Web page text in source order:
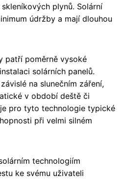
plynů. Solární
údržby a mají dlouhou
patří poměrně vysoké
solárních panelů.
na slunečním záření,
v období deště či
je pro tyto technologie typické
při velmi silném
technologiím
ke svému uživateli